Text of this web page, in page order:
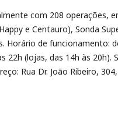
com 208 operações,
e Centauro), Sonda
Horário de funcionamento:
22h (lojas, das 14h às 20h).
Rua Dr. João Ribeiro,